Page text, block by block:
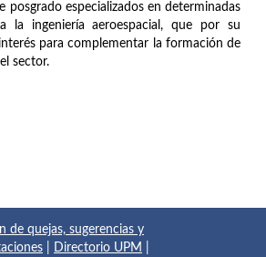
posgrado especializados en determinadas
la ingeniería aeroespacial, que por su
para complementar la formación de
sector.
de quejas, sugerencias y
Directorio UPM